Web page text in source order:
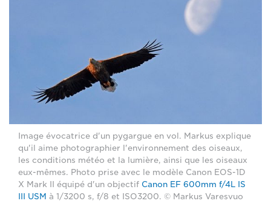
Image évocatrice d'un pygargue en vol. Markus explique
qu'il aime photographier l'environnement des oiseaux,
les conditions météo et la lumière, ainsi que les oiseaux
eux-mêmes. Photo prise avec le modèle Canon EOS-1D
X Mark II équipé d'un objectif Canon EF 600mm f/4L IS
III USM à 1/3200 s, f/8 et ISO3200. © Markus Varesvuo